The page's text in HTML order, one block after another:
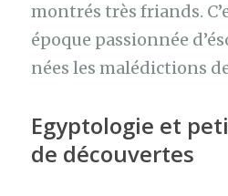
montrés très friands.
époque passionnée
nées les malédictions
Egyptologie et
de découvertes